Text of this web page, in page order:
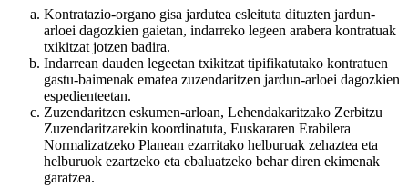
Kontratazio-organo gisa jardutea esleituta dituzten jardun-
arloei dagozkien gaietan, indarreko legeen arabera kontratuak
txikitzat jotzen badira.
Indarrean dauden legeetan txikitzat tipifikatutako kontratuen
gastu-baimenak ematea zuzendaritzen jardun-arloei dagozkien
espedienteetan.
Zuzendaritzen eskumen-arloan, Lehendakaritzako Zerbitzu
Zuzendaritzarekin koordinatuta, Euskararen Erabilera
Normalizatzeko Planean ezarritako helburuak zehaztea eta
helburuok ezartzeko eta ebaluatzeko behar diren ekimenak
garatzea.